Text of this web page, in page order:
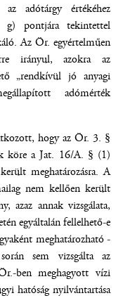
az adótárgy értékéhez
pontjára tekintettel
Az Ör. egyértelműen
irányul, azokra az
„rendkívül jó anyagi
adómérték
hogy az Ör. 3. §
köre a Jat. 16/A. § (1)
meghatározásra. A
nem kellően került
azaz annak vizsgálata,
egyáltalán fellelhető-e
meghatározható -
sem vizsgálta az
ben meghagyott vízi
hatóság nyilvántartása